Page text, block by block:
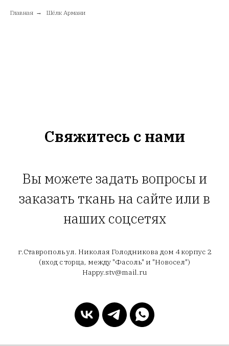
Главная → Шёлк Армани
Свяжитесь с нами
Вы можете задать вопросы и
заказать ткань на сайте или в
наших соцсетях
г.Ставрополь ул. Николая Голодникова дом 4 корпус 2
(вход с торца, между "Фасоль" и "Новосел")
Happy.stv@mail.ru